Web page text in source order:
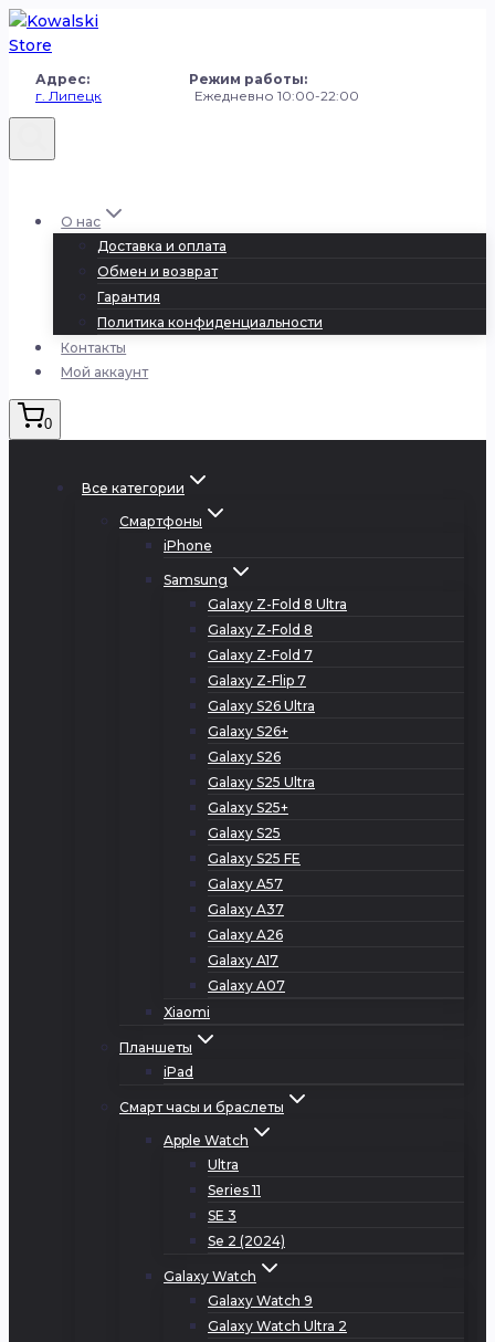
Перейти
к
Адрес: Режим работы:
г. Липецк Ежедневно 10:00-22:00
О нас
Доставка и оплата
Обмен и возврат
Гарантия
Политика конфиденциальности
Контакты
Мой аккаунт
0
Все категории
Смартфоны
iPhone
Samsung
Galaxy Z-Fold 8 Ultra
Galaxy Z-Fold 8
Galaxy Z-Fold 7
Galaxy Z-Flip 7
Galaxy S26 Ultra
Galaxy S26+
Galaxy S26
Galaxy S25 Ultra
Galaxy S25+
Galaxy S25
Galaxy S25 FE
Galaxy A57
Galaxy A37
Galaxy A26
Galaxy A17
Galaxy A07
Xiaomi
Планшеты
iPad
Смарт часы и браслеты
Apple Watch
Ultra
Series 11
SE 3
Se 2 (2024)
Galaxy Watch
Galaxy Watch 9
Galaxy Watch Ultra 2